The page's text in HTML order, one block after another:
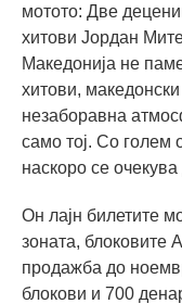
мотото: Две
хитови Јордан
Македонија не
хитови,
незаборавна
само тој. Со голем
наскоро се
Он лајн билетите
зоната, блоковите
продажба до
блокови и 700